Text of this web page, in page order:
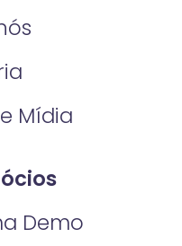
Mídia
Demo